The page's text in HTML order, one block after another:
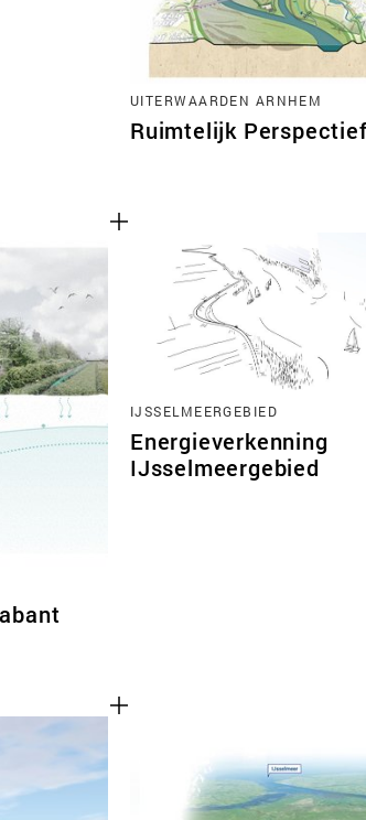
UITERWAARDEN ARNHEM
Ruimtelijk
IJSSELMEERGEBIED
Energieverkenning
IJsselmeergebied